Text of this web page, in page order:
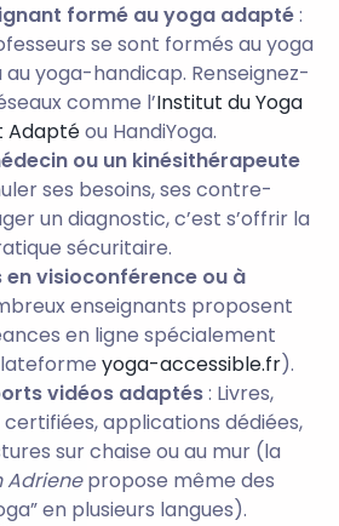
formé au yoga adapté:
se sont formés au yoga
yoga-handicap. Renseignez-
comme l’Institut du Yoga
Adaptéou HandiYoga.
ou un kinésithérapeute
ses besoins, ses contre-
un diagnostic, c’est s’offrir la
sécuritaire.
en visioconférence ou à
enseignants proposent
en ligne spécialement
yoga-accessible.fr).
vidéos adaptés: Livres,
applications dédiées,
sur chaise ou au mur (la
Adrienepropose même des
en plusieurs langues).